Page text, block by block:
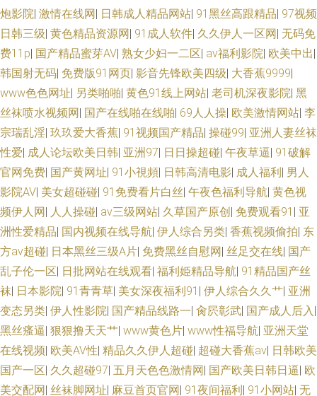
精品 91桃色入口 91插插插精品 日韩偷拍第一页 白丝后入91国产 阿v免费在
线观看 97超碰福利网 欧美色图20p 超碰碰影院 女人A片综合 日韩理伦中文
字幕 av高清在线观看 91免费热播视频 99色热 偷拍网玖玖 97超碰在线网站
黄色 午夜在线电影 AV无限网站 久久草福利导航 香蕉91TV 三级在线观看 欧
美人妖 黄色A级 日韩A∨ 亚洲欧美情欲 午夜宅男影院 国模宾馆自拍 丁香福利
社 四虎色逼 东京热AV网站 女同操操操操 日本欧美国产在线 日本綜合成人网
日本超碰 人人操在线观看 国产HD天美传媒 久久综合一期二期 狠狠撸最新
日韩欧美中 www密桃 91精品丝袜高跟 天天肏屄视频 黄色中文视频 大香蕉
精品国 丝袜足交在线视频 成人黄色电影网址 日本a优刺激 久久激五视频网站
操日本人妻 在线观看色 日韩专区视频 精品狼人社區99 亚洲色图字幕 91精品
炮影院| 激情在线网| 日韩成人精品网站| 91黑丝高跟精品| 97视频
日韩三级| 黄色精品资源网| 91成人软件| 久久伊人一区网| 无码免
费11p| 国产精品蜜芽AV| 熟女少妇一二区| av福利影院| 欧美中出|
韩国射无码| 免费版91网页| 影音先锋欧美四级| 大香蕉9999|
www色色网址| 另类啪啪| 黄色91线上网站| 老司机深夜影院| 黑
丝袜喷水视频网| 国产在线啪在线啪| 69人人操| 欧美激情网站| 李
宗瑞乱淫| 玖玖爱大香蕉| 91视频国产精品| 操碰99| 亚洲人妻丝袜
性爱| 成人论坛欧美日韩| 亚洲97| 日日操超碰| 午夜草逼| 91破解
官网免费| 国产黄网址| 91小視頻| 日韩高清电影| 成人福利| 男人
影院AV| 美女超碰碰| 91免费看片白丝| 午夜色福利导航| 黄色视
频伊人网| 人人操碰| av三级网站| 久草国产原创| 免费观看91 | 亚
洲性爱精品| 国内视频在线导航| 伊人综合另类| 香蕉视频偷拍| 东
方av超碰| 日本黑丝三级A片| 免费黑丝自慰网| 丝足交在线| 国产
乱子伦一区| 日批网站在线观看| 福利姫精品导航| 91精品国产丝
袜| 日本影院| 91青青草| 美女深夜福利91 | 伊人综合久久艹| 亚洲
变态另类| 伊人性影院| 国产精品线路一| 肏屄彰武| 国产成人后入|
黑丝瘙逼| 狠狠撸天天艹| www黄色片| www性福导航| 亚洲天堂
在线视频| 欧美AV性| 精品久久伊人超碰| 超碰大香蕉av| 日韩欧美
国产一区| 久久超碰97| 五月天色色激情网| 国产欧美日韩日逼| 欧
美交配网| 丝袜脚网址| 麻豆首页官网| 91夜间福利| 91小网站| 无